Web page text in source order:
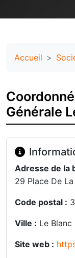
Accueil
Générale
Adresse de la
29 Place De
Code postal :
Ville : Le Blanc
Site web :